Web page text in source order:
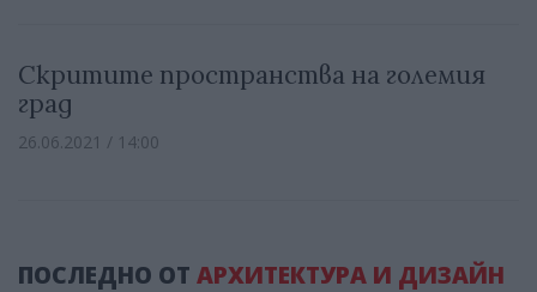
Скритите пространства на големия
град
26.06.2021 / 14:00
ПОСЛЕДНО ОТ АРХИТЕКТУРА И ДИЗАЙН